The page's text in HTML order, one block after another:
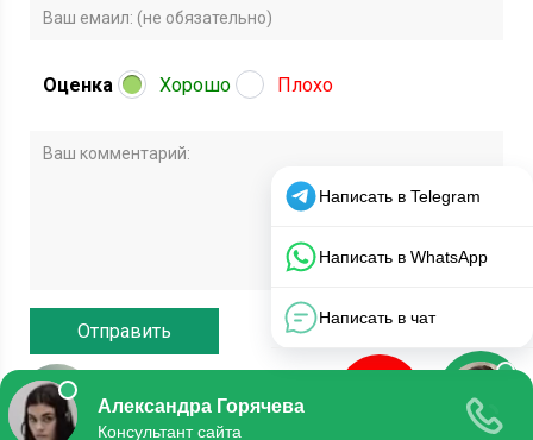
Оценка Хорошо Плохо